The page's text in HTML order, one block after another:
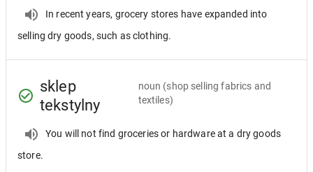
In recent years, grocery stores have expanded into
selling dry goods, such as clothing.
sklep
tekstylny
noun (shop selling fabrics and
textiles)
You will not find groceries or hardware at a dry goods
store.